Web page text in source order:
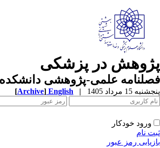
پژوهش در پزشکی
فصلنامه علمی-پژوهشی
پنجشنبه 15 مرداد 1405 |
English
[Archive]
ورود خودکار
ثبت نام
بازیابی رمز عبور